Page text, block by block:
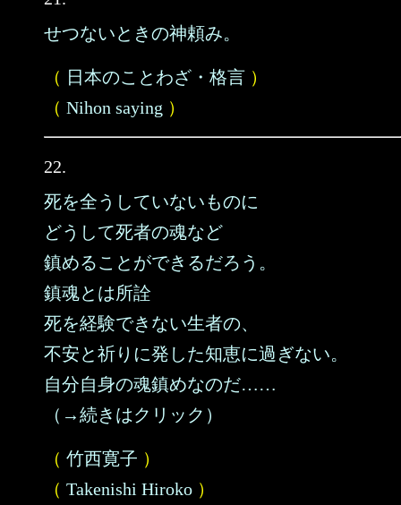
せつないときの神頼み。
（ 日本のことわざ・格言 ）
（ Nihon saying ）
22.
死を全うしていないものに
どうして死者の魂など
鎮めることができるだろう。
鎮魂とは所詮
死を経験できない生者の、
不安と祈りに発した知恵に過ぎない。
自分自身の魂鎮めなのだ……
（→続きはクリック）
（ 竹西寛子 ）
（ Takenishi Hiroko ）